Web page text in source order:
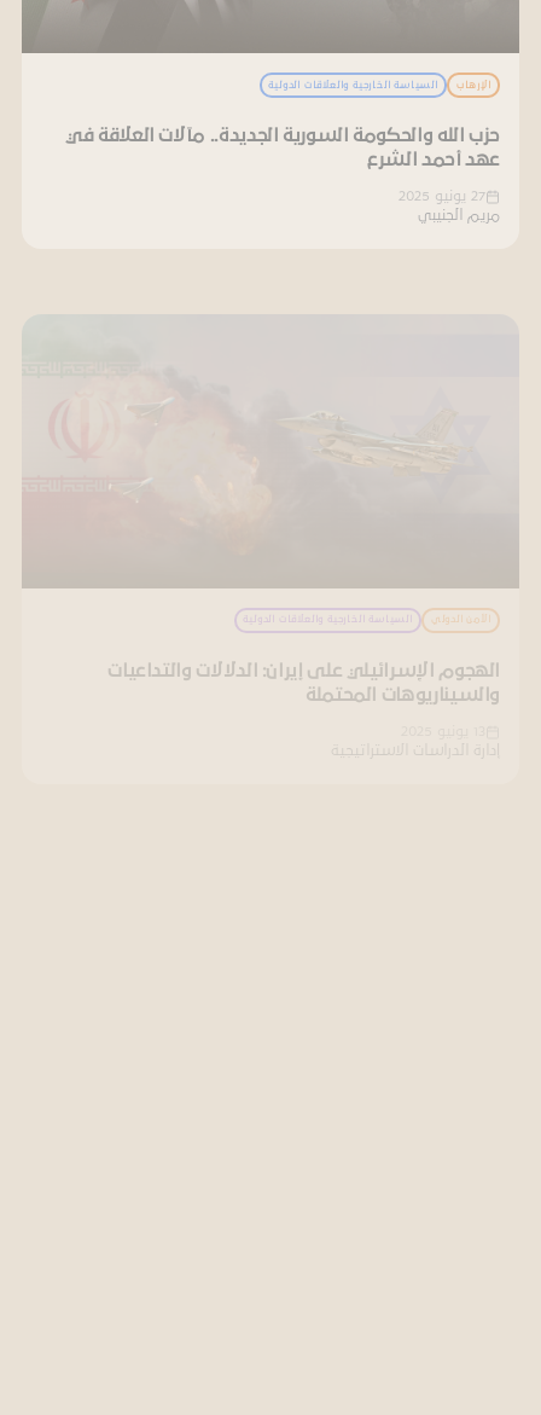
الإرهاب السياسة الخارجية والعلاقات الدولية
حزب الله والحكومة السورية الجديدة.. مآلات العلاقة في
عهد أحمد الشرع
27 يونيو 2025
مريم الجنيبي
الأمن الدولي السياسة الخارجية والعلاقات الدولية
الهجوم الإسرائيلي على إيران: الدلالات والتداعيات
والسيناريوهات المحتملة
إدارة الدراسات الاستراتيجية